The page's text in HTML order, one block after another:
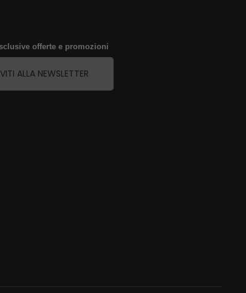
offerte e promozioni
ALLA NEWSLETTER